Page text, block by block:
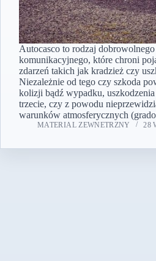
Autocasco to rodzaj dobrowolnego
komunikacyjnego, które chroni
zdarzeń takich jak kradzież czy
Niezależnie od tego czy szkoda
kolizji bądź wypadku, uszkodzenia
trzecie, czy z powodu
warunków atmosferycznych
MATERIAL ZEWNETRZNY 28